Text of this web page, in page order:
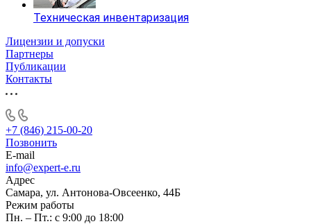
Техническая инвентаризация
Лицензии и допуски
Партнеры
Публикации
Контакты
+7 (846) 215-00-20
Позвонить
E-mail
info@expert-e.ru
Адрес
Самара, ул. Антонова-Овсеенко, 44Б
Режим работы
Пн. – Пт.: с 9:00 до 18:00